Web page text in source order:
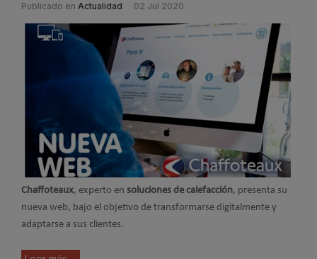
Publicado en Actualidad 02 Jul 2020
Chaffoteaux, experto en soluciones de calefacción, presenta su
nueva web, bajo el objetivo de transformarse digitalmente y
adaptarse a sus clientes.